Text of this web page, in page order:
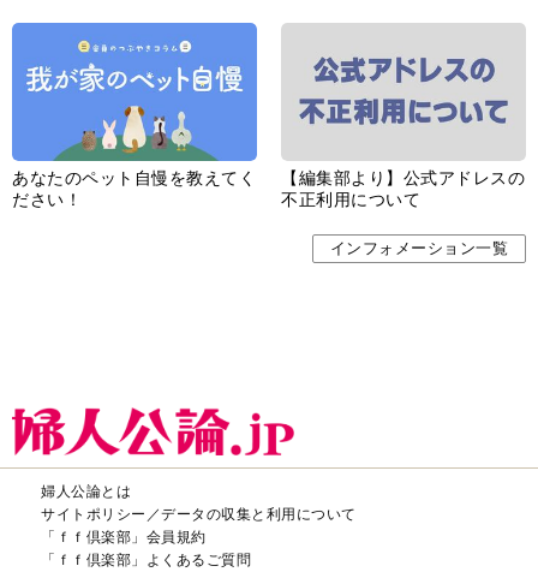
あなたのペット自慢を教えてく
ださい！
【編集部より】公式アドレスの
不正利用について
インフォメーション一覧
婦人公論とは
サイトポリシー／データの収集と利用について
「ｆｆ倶楽部」会員規約
「ｆｆ倶楽部」よくあるご質問